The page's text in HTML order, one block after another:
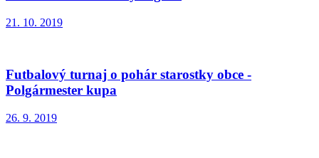
21. 10. 2019
Futbalový turnaj o pohár starostky obce -
Polgármester kupa
26. 9. 2019